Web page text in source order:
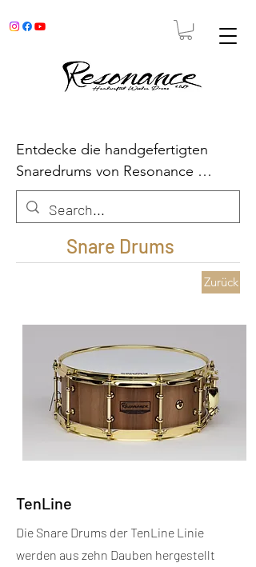
Entdecke die handgefertigten
Snaredrums von Resonance
Drums. Jede Snare Drum  wird mit
Leidenschaft handgefertigt, um dir
unvergleichlichen Sound, höchste
Präzision und atemberaubende
Snare Drums
Zurück
TenLine
Die Snare Drums der TenLine Linie
werden aus zehn Dauben hergestellt